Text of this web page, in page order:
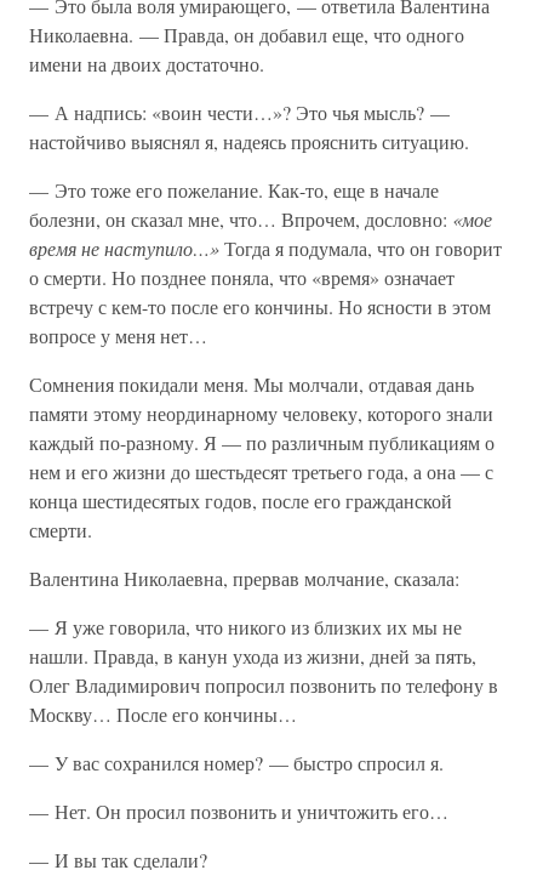
— Это была воля умирающего, — ответила Валентина
Николаевна. — Правда, он добавил еще, что одного
имени на двоих достаточно.
— А надпись: «воин чести…»? Это чья мысль? —
настойчиво выяснял я, надеясь прояснить ситуацию.
— Это тоже его пожелание. Как-то, еще в начале
болезни, он сказал мне, что… Впрочем, дословно: «мое
время не наступило…»Тогда я подумала, что он говорит
о смерти. Но позднее поняла, что «время» означает
встречу с кем-то после его кончины. Но ясности в этом
вопросе у меня нет…
Сомнения покидали меня. Мы молчали, отдавая дань
памяти этому неординарному человеку, которого знали
каждый по-разному. Я — по различным публикациям о
нем и его жизни до шестьдесят третьего года, а она — с
конца шестидесятых годов, после его гражданской
смерти.
Валентина Николаевна, прервав молчание, сказала:
— Я уже говорила, что никого из близких их мы не
нашли. Правда, в канун ухода из жизни, дней за пять,
Олег Владимирович попросил позвонить по телефону в
Москву… После его кончины…
— У вас сохранился номер? — быстро спросил я.
— Нет. Он просил позвонить и уничтожить его…
— И вы так сделали?